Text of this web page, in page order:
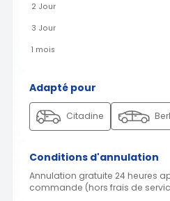
2 Jour
3 Jour
1 mois
Adapté pour
Citadine
Conditions d'annulation
Annulation gratuite 24 heures
commande (hors frais de